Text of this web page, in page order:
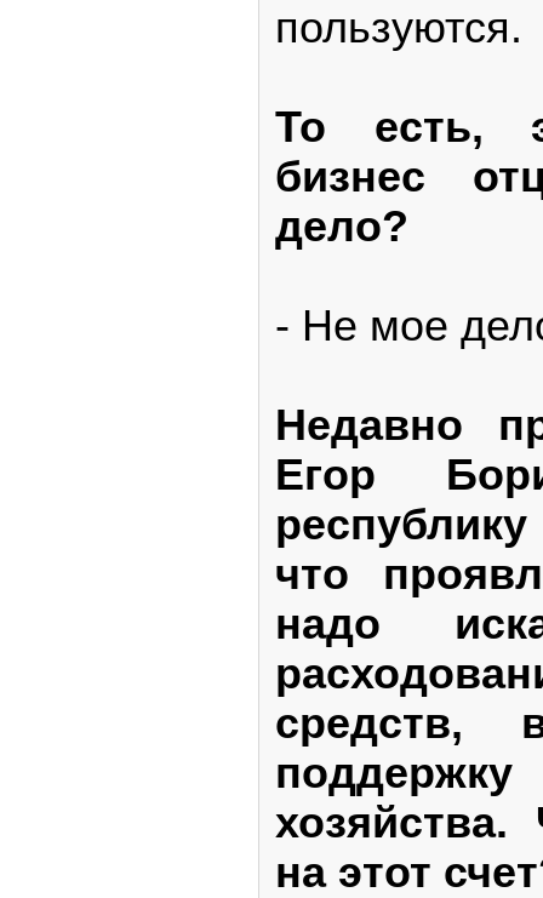
пользуются.
То есть,
бизнес
дело?
- Не мое
Недавно
Егор
что
надо
средств,
на этот